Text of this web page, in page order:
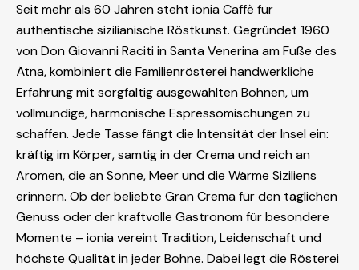
Seit mehr als 60 Jahren steht ionia Caffè für
authentische sizilianische Röstkunst. Gegründet 1960
von Don Giovanni Raciti in Santa Venerina am Fuße des
Ätna, kombiniert die Familienrösterei handwerkliche
Erfahrung mit sorgfältig ausgewählten Bohnen, um
vollmundige, harmonische Espressomischungen zu
schaffen. Jede Tasse fängt die Intensität der Insel ein:
kräftig im Körper, samtig in der Crema und reich an
Aromen, die an Sonne, Meer und die Wärme Siziliens
erinnern. Ob der beliebte Gran Crema für den täglichen
Genuss oder der kraftvolle Gastronom für besondere
Momente – ionia vereint Tradition, Leidenschaft und
höchste Qualität in jeder Bohne. Dabei legt die Rösterei